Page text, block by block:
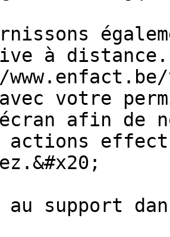
à distance.
avec votre
afin de
actions
au support